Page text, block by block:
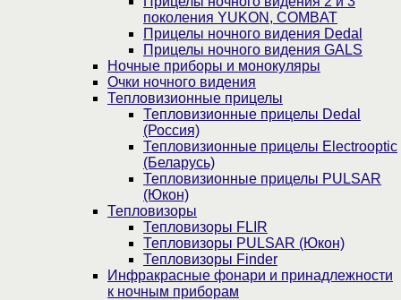
поколения YUKON, COMBAT
Прицелы ночного видения Dedal
Прицелы ночного видения GALS
Ночные приборы и монокуляры
Очки ночного видения
Тепловизионные прицелы
Тепловизионные прицелы Dedal
(Россия)
Тепловизионные прицелы Electrooptic
(Беларусь)
Тепловизионные прицелы PULSAR
(Юкон)
Тепловизоры
Тепловизоры FLIR
Тепловизоры PULSAR (Юкон)
Тепловизоры Finder
Инфракрасные фонари и принадлежности
к ночным приборам